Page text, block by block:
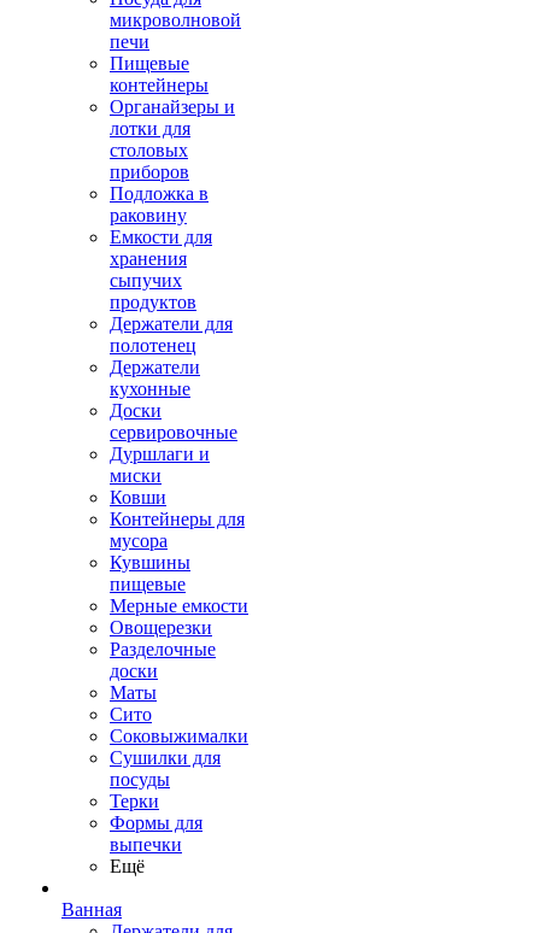
микроволновой
печи
Пищевые
контейнеры
Органайзеры и
лотки для
столовых
приборов
Подложка в
раковину
Емкости для
хранения
сыпучих
продуктов
Держатели для
полотенец
Держатели
кухонные
Доски
сервировочные
Дуршлаги и
миски
Ковши
Контейнеры для
мусора
Кувшины
пищевые
Мерные емкости
Овощерезки
Разделочные
доски
Маты
Сито
Соковыжималки
Сушилки для
посуды
Терки
Формы для
выпечки
Ещё
Ванная